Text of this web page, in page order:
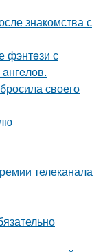
знакомства с
фэнтeзи с
своего
телеканала